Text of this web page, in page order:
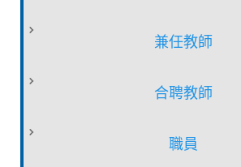
兼任教師
合聘教師
職員